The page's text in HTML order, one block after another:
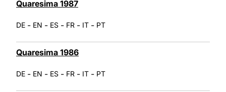
Quaresima 1987
DE - EN - ES - FR - IT - PT
Quaresima 1986
DE - EN - ES - FR - IT - PT